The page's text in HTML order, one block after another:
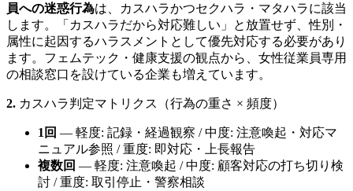
員への迷惑行為は、カスハラかつセクハラ・マタハラに該当
します。「カスハラだから対応難しい」と放置せず、性別・
属性に起因するハラスメントとして優先対応する必要があり
ます。フェムテック・健康支援の観点から、女性従業員専用
の相談窓口を設けている企業も増えています。
2. カスハラ判定マトリクス（行為の重さ × 頻度）
1回 — 軽度: 記録・経過観察 / 中度: 注意喚起・対応マ
ニュアル参照 / 重度: 即対応・上長報告
複数回 — 軽度: 注意喚起 / 中度: 顧客対応の打ち切り検
討 / 重度: 取引停止・警察相談